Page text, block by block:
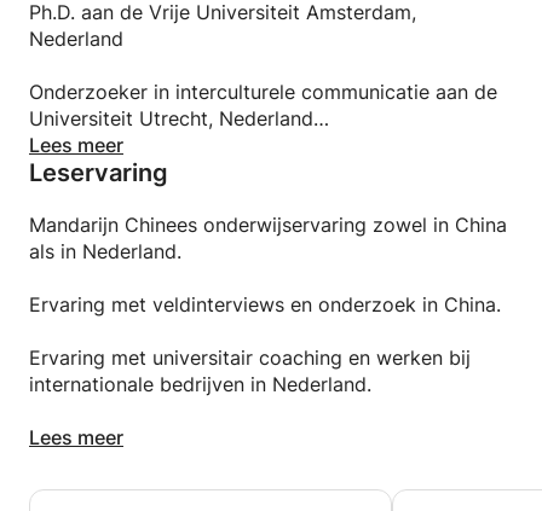
tijdens het leerproces.
Ph.D. aan de Vrije Universiteit Amsterdam,
Nederland
Onderzoeker in interculturele communicatie aan de
Universiteit Utrecht, Nederland
Master aan de Renmin Universiteit van China,
Bachelor aan de Chongqing Universiteit, Chongqing,
Lees meer
Leservaring
Mandarijn Chinees onderwijservaring zowel in China
als in Nederland.
Ervaring met veldinterviews en onderzoek in China.
Ervaring met universitair coaching en werken bij
internationale bedrijven in Nederland.
Hobby's: buitensporten, games, documentaires.
Lees meer